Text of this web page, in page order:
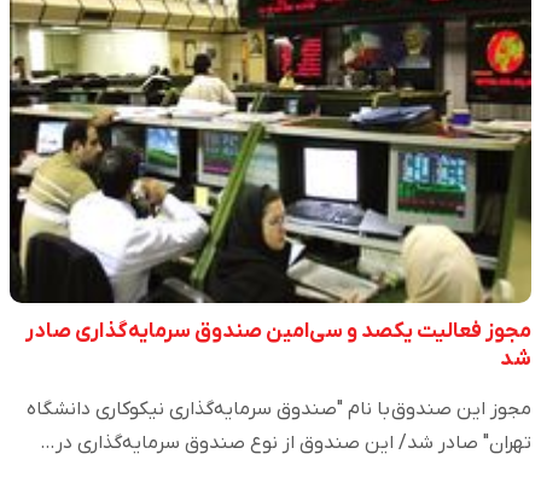
مجوز فعالیت یکصد و سی‌امین صندوق سرمایه‌گذاری صادر
شد
مجوز این صندوق با نام "صندوق سرمایه‌‌گذاری نیکوکاری دانشگاه
تهران" صادر شد/ این صندوق از نوع صندوق سرمایه‌‌گذاری در…